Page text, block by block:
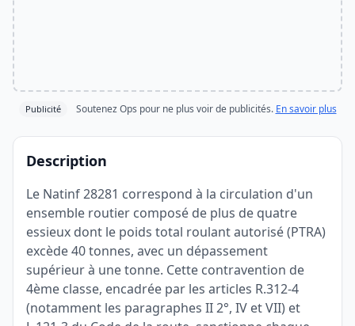
Publicité Soutenez Ops pour ne plus voir de publicités. En savoir plus
Description
Le Natinf 28281 correspond à la circulation d'un
ensemble routier composé de plus de quatre
essieux dont le poids total roulant autorisé (PTRA)
excède 40 tonnes, avec un dépassement
supérieur à une tonne. Cette contravention de
4ème classe, encadrée par les articles R.312-4
(notamment les paragraphes II 2°, IV et VII) et